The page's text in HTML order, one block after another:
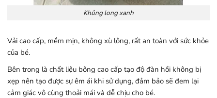
Khủng long xanh
Vải cao cấp, mềm mịn, không xù lông, rất an toàn với sức khỏe
của bé.
Bên trong là chất liệu bông cao cấp tạo độ đàn hồi không bị
xẹp nên tạo được sự êm ái khi sử dụng, đảm bảo sẽ đem lại
cảm giác vô cùng thoải mái và dễ chịu cho bé.